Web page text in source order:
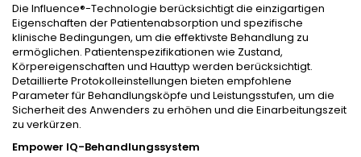
Die Influence®-Technologie berücksichtigt die einzigartigen
Eigenschaften der Patientenabsorption und spezifische
klinische Bedingungen, um die effektivste Behandlung zu
ermöglichen. Patientenspezifikationen wie Zustand,
Körpereigenschaften und Hauttyp werden berücksichtigt.
Detaillierte Protokolleinstellungen bieten empfohlene
Parameter für Behandlungsköpfe und Leistungsstufen, um die
Sicherheit des Anwenders zu erhöhen und die Einarbeitungszeit
zu verkürzen.
Empower IQ-Behandlungssystem